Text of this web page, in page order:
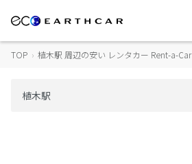
TOP › 植木駅 周辺の安い レンタカー Rent-a-Car